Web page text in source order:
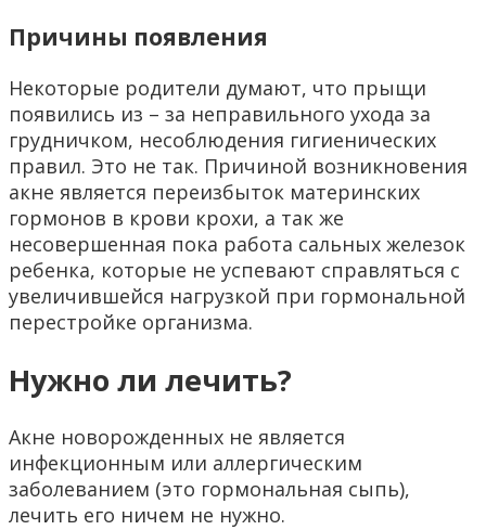
Причины появления
Некоторые родители думают, что прыщи
появились из – за неправильного ухода за
грудничком, несоблюдения гигиенических
правил. Это не так. Причиной возникновения
акне является переизбыток материнских
гормонов в крови крохи, а так же
несовершенная пока работа сальных железок
ребенка, которые не успевают справляться с
увеличившейся нагрузкой при гормональной
перестройке организма.
Нужно ли лечить?
Акне новорожденных не является
инфекционным или аллергическим
заболеванием (это гормональная сыпь),
лечить его ничем не нужно.